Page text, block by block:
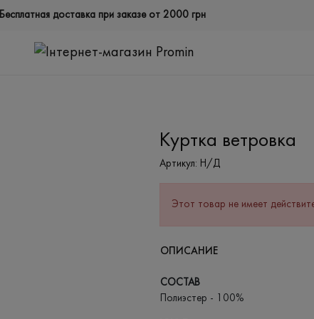
Бесплатная доставка при заказе от 2000 грн
Куртка ветровка
Артикул: Н/Д
Этот товар не имеет
ОПИСАНИЕ
СОСТАВ
Полиэстер - 100%